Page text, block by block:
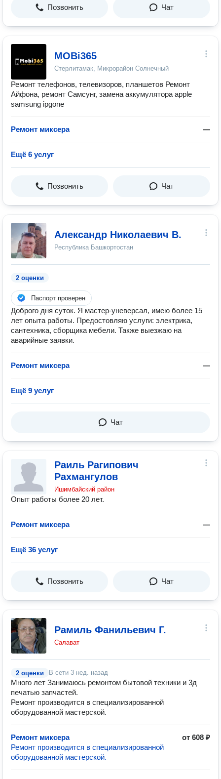
Позвонить Чат
MOBi365
Стерлитамак, Микрорайон Солнечный
Ремонт телефонов, телевизоров, планшетов Ремонт
Айфона, ремонт Самсунг, замена аккумулятора apple
samsung ipgone
Ремонт миксера —
Ещё 6 услуг
Позвонить Чат
Александр Николаевич В.
Республика Башкортостан
2 оценки
Паспорт проверен
Доброго дня суток. Я мастер-уневерсал, имею более 15
лет опыта работы. Предостовляю услуги: электрика,
сантехника, сборщика мебели. Также выезжаю на
аварийные заявки.
Ремонт миксера —
Ещё 9 услуг
Чат
Раиль Рагипович
Рахмангулов
Ишимбайский район
Опыт работы более 20 лет.
Ремонт миксера —
Ещё 36 услуг
Позвонить Чат
Рамиль Фанильевич Г.
Салават
2 оценки В сети 3 нед. назад
Много лет Занимаюсь ремонтом бытовой техники и 3д
печатью запчастей.
Ремонт производится в специализированной
оборудованной мастерской.
Ремонт миксера
от 608 ₽
Ремонт производится в специализированной
оборудованной мастерской.